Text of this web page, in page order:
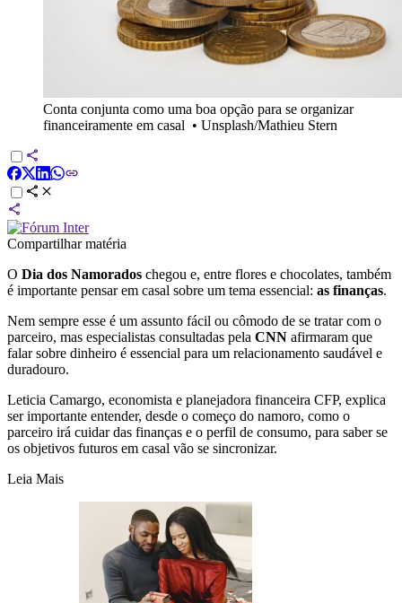
Conta conjunta como uma boa opção para se organizar
financeiramente em casal • Unsplash/Mathieu Stern
Compartilhar matéria
O Dia dos Namorados chegou e, entre flores e chocolates, também
é importante pensar em casal sobre um tema essencial: as finanças.
Nem sempre esse é um assunto fácil ou cômodo de se tratar com o
parceiro, mas especialistas consultadas pela CNN afirmaram que
falar sobre dinheiro é essencial para um relacionamento saudável e
duradouro.
Leticia Camargo, economista e planejadora financeira CFP, explica
ser importante entender, desde o começo do namoro, como o
parceiro irá cuidar das finanças e o perfil de consumo, para saber se
os objetivos futuros em casal vão se sincronizar.
Leia Mais